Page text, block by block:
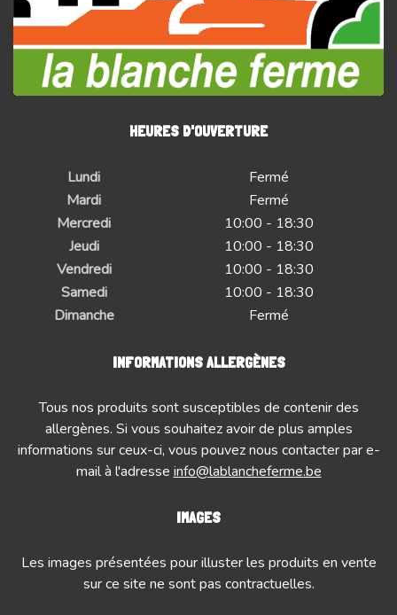
HEURES D'OUVERTURE
Lundi
Fermé
Mardi
Fermé
Mercredi
10:00 - 18:30
Jeudi
10:00 - 18:30
Vendredi
10:00 - 18:30
Samedi
10:00 - 18:30
Dimanche
Fermé
INFORMATIONS ALLERGÈNES
Tous nos produits sont susceptibles de contenir des
allergènes. Si vous souhaitez avoir de plus amples
informations sur ceux-ci, vous pouvez nous contacter par e-
mail à l'adresse info@lablancheferme.be
IMAGES
Les images présentées pour illuster les produits en vente
sur ce site ne sont pas contractuelles.